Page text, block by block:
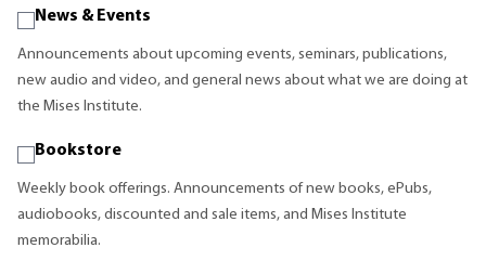
News & Events
Announcements about upcoming events, seminars, publications,
new audio and video, and general news about what we are doing at
the Mises Institute.
Bookstore
Weekly book offerings. Announcements of new books, ePubs,
audiobooks, discounted and sale items, and Mises Institute
memorabilia.